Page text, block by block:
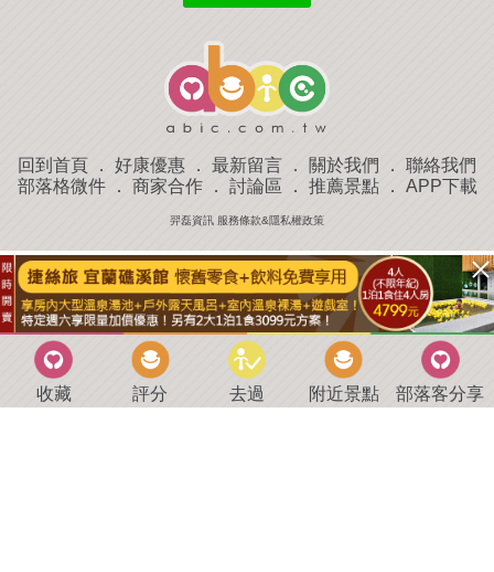
回到首頁 ． 好康優惠 ． 最新留言 ． 關於我們 ． 聯絡我們
部落格微件． 商家合作． 討論區 ． 推薦景點． APP下載
羿磊資訊 服務條款&隱私權政策
收藏 評分 去過 附近景點 部落客分享